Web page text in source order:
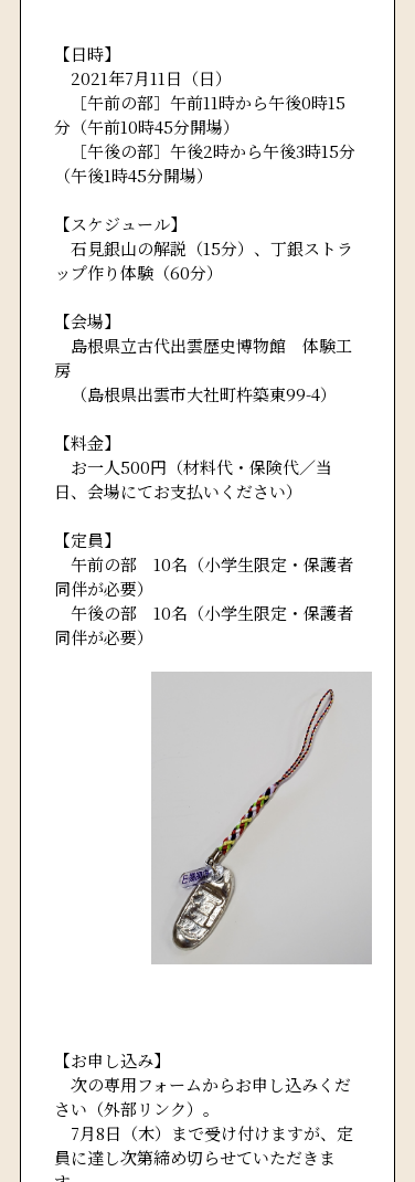
【日時】
2021年7月11日（日）
［午前の部］午前11時から午後0時15
分（午前10時45分開場）
［午後の部］午後2時から午後3時15分
（午後1時45分開場）
【スケジュール】
石見銀山の解説（15分）、丁銀ストラ
ップ作り体験（60分）
【会場】
島根県立古代出雲歴史博物館 体験工
房
（島根県出雲市大社町杵築東99-4）
【料金】
お一人500円（材料代・保険代／当
日、会場にてお支払いください）
【定員】
午前の部 10名（小学生限定・保護者
同伴が必要）
午後の部 10名（小学生限定・保護者
同伴が必要）
【お申し込み】
次の専用フォームからお申し込みくだ
さい（外部リンク）。
7月8日（木）まで受け付けますが、定
員に達し次第締め切らせていただきま